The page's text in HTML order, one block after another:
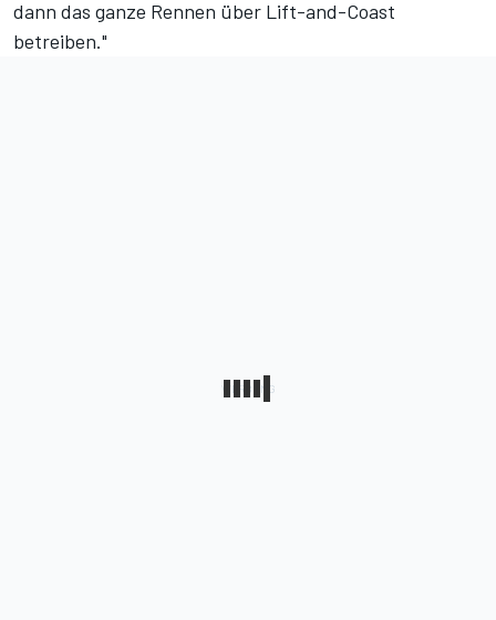
dann das ganze Rennen über Lift-and-Coast
betreiben."